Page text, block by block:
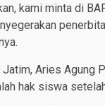
kami minta di
Aries Agung
hak siswa